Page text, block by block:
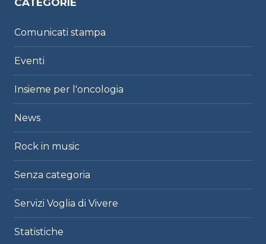
CATEGORIE
Comunicati stampa
Eventi
Insieme per l'oncologia
News
Rock in music
Senza categoria
Servizi Voglia di Vivere
Statistiche